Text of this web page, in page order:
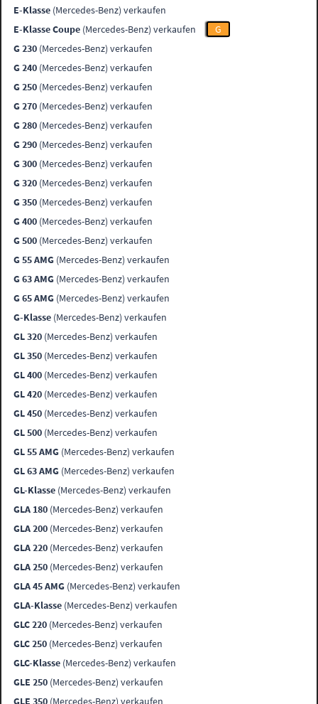
E-Klasse (Mercedes-Benz) verkaufen
E-Klasse Coupe (Mercedes-Benz) verkaufen
G
G 230 (Mercedes-Benz) verkaufen
G 240 (Mercedes-Benz) verkaufen
G 250 (Mercedes-Benz) verkaufen
G 270 (Mercedes-Benz) verkaufen
G 280 (Mercedes-Benz) verkaufen
G 290 (Mercedes-Benz) verkaufen
G 300 (Mercedes-Benz) verkaufen
G 320 (Mercedes-Benz) verkaufen
G 350 (Mercedes-Benz) verkaufen
G 400 (Mercedes-Benz) verkaufen
G 500 (Mercedes-Benz) verkaufen
G 55 AMG (Mercedes-Benz) verkaufen
G 63 AMG (Mercedes-Benz) verkaufen
G 65 AMG (Mercedes-Benz) verkaufen
G-Klasse (Mercedes-Benz) verkaufen
GL 320 (Mercedes-Benz) verkaufen
GL 350 (Mercedes-Benz) verkaufen
GL 400 (Mercedes-Benz) verkaufen
GL 420 (Mercedes-Benz) verkaufen
GL 450 (Mercedes-Benz) verkaufen
GL 500 (Mercedes-Benz) verkaufen
GL 55 AMG (Mercedes-Benz) verkaufen
GL 63 AMG (Mercedes-Benz) verkaufen
GL-Klasse (Mercedes-Benz) verkaufen
GLA 180 (Mercedes-Benz) verkaufen
GLA 200 (Mercedes-Benz) verkaufen
GLA 220 (Mercedes-Benz) verkaufen
GLA 250 (Mercedes-Benz) verkaufen
GLA 45 AMG (Mercedes-Benz) verkaufen
GLA-Klasse (Mercedes-Benz) verkaufen
GLC 220 (Mercedes-Benz) verkaufen
GLC 250 (Mercedes-Benz) verkaufen
GLC-Klasse (Mercedes-Benz) verkaufen
GLE 250 (Mercedes-Benz) verkaufen
GLE 350 (Mercedes-Benz) verkaufen